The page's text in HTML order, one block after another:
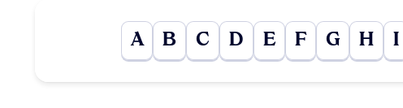
A B C D E F G H I